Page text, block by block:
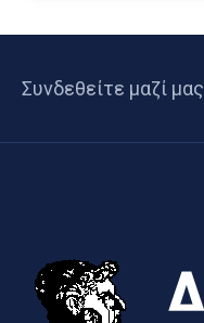
Συνδεθείτε μαζί μας